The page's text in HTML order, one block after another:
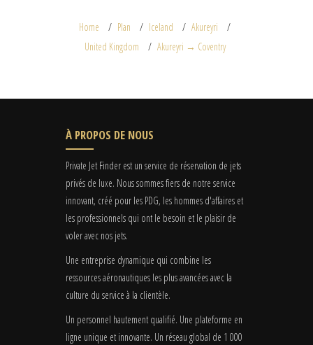
Home Plan Iceland
Akureyri
United Kingdom
Akureyri → Coventry
À PROPOS DE NOUS
Private Jet Finder est un service de réservation de jets
privés de luxe. Nous sommes fiers de notre service
innovant, créé pour les PDG, les hommes d'affaires et
les professionnels qui ont le besoin et le plaisir de
voler avec nos jets.
Une entreprise dynamique qui combine les
ressources aéronautiques les plus avancées avec la
culture du service à la clientèle.
Un personnel hautement qualifié. Une plateforme en
ligne unique et innovante. Un réseau global de 1 000